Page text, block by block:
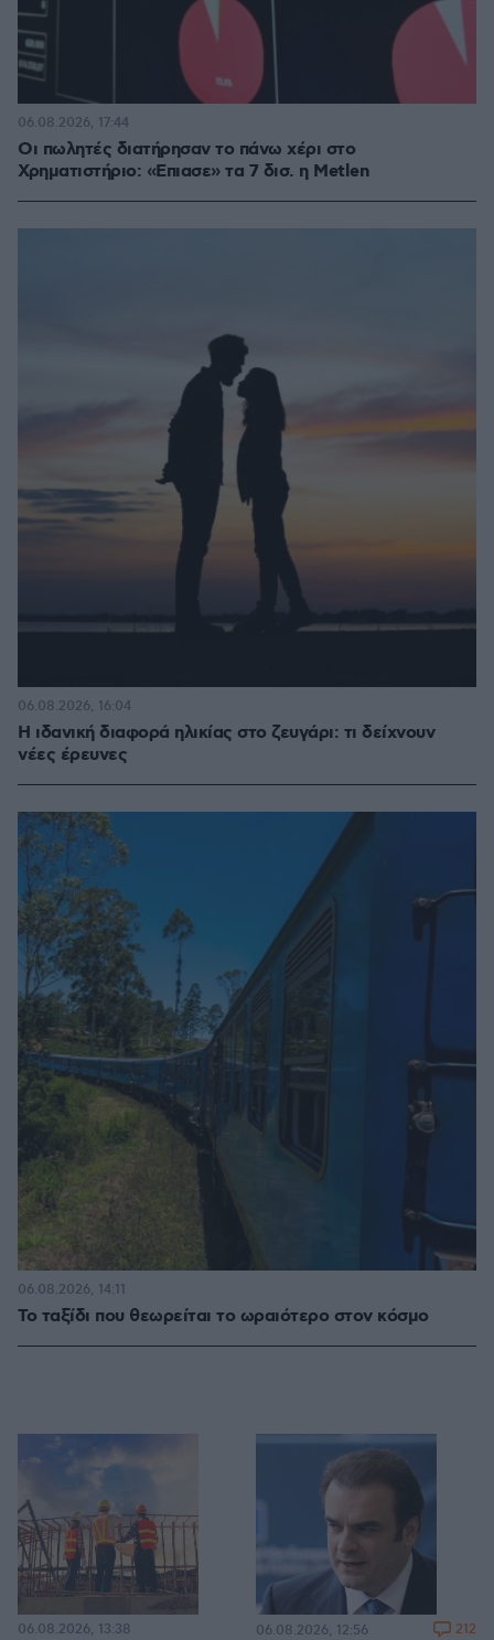
Οι πωλητές διατήρησαν το πάνω χέρι στο
Χρηματιστήριο: «Επιασε» τα 7 δισ. η Metlen
06.08.2026, 17:44
Η ιδανική διαφορά ηλικίας στο ζευγάρι: τι δείχνουν
νέες έρευνες
06.08.2026, 16:04
Το ταξίδι που θεωρείται το ωραιότερο στον κόσμο
06.08.2026, 14:11
06.08.2026, 13:38 06.08.2026, 12:56 212